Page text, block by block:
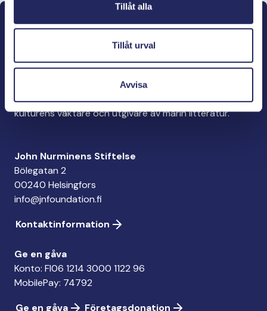
Tillåt alla
Tillåt urval
Avvisa
John Nurminens Stiftelse är Östersjöns beskyddare,
förespråkare för havets betydelse, den marina
kulturens väktare och utgivare av marin litteratur.
John Nurminens Stiftelse
Bölegatan 2
00240 Helsingfors
info@jnfoundation.fi
Kontaktinformation
Ge en gåva
Konto: FI06 1214 3000 1122 96
MobilePay: 74792
Ge en gåva
Företagsdonation